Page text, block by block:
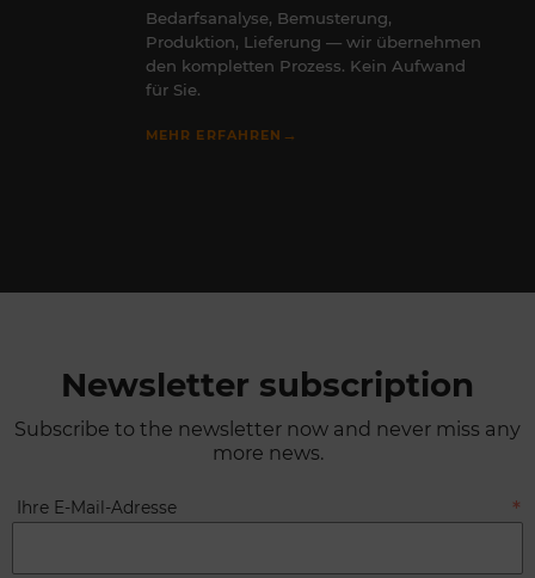
Bedarfsanalyse, Bemusterung,
Produktion, Lieferung — wir übernehmen
den kompletten Prozess. Kein Aufwand
für Sie.
MEHR ERFAHREN →
Newsletter subscription
Subscribe to the newsletter now and never miss any
more news.
Ihre E-Mail-Adresse